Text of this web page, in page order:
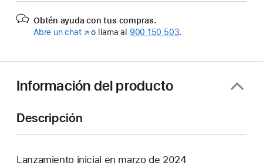
Obtén ayuda con tus compras.
Abre un chat(Se
ventana
nueva)
o llama al 900 150 503.
Información del producto
Descripción
Lanzamiento inicial en marzo de 2024